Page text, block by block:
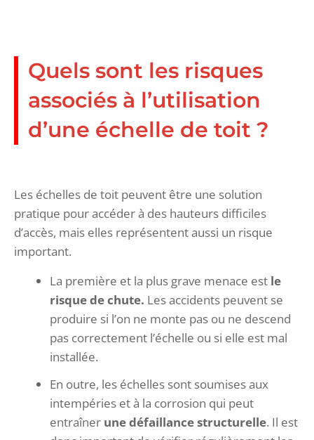
Quels sont les risques
associés à l’utilisation
d’une échelle de toit ?
Les échelles de toit peuvent être une solution
pratique pour accéder à des hauteurs difficiles
d’accès, mais elles représentent aussi un risque
important.
La première et la plus grave menace est le
risque de chute. Les accidents peuvent se
produire si l’on ne monte pas ou ne descend
pas correctement l’échelle ou si elle est mal
installée.
En outre, les échelles sont soumises aux
intempéries et à la corrosion qui peut
entraîner une défaillance structurelle. Il est